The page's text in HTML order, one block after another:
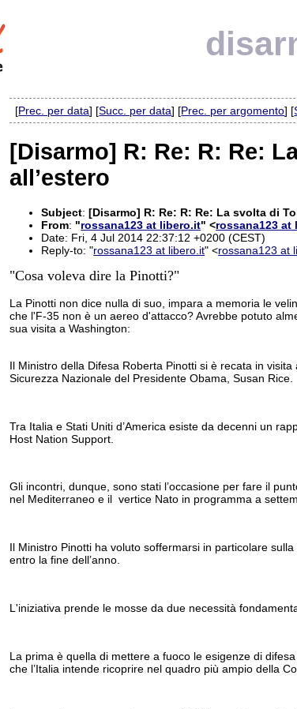
[Prec. per data] [Succ. per data] [Prec. per argomento] [
[Disarmo] R: Re: R: Re:
all’estero
Subject:[Disarmo] R: Re: R: Re: La svolta di
From: "rossana123 at libero.it" <rossana123 at
Date: Fri, 4 Jul 2014 22:37:12 +0200 (CEST)
Reply-to: "rossana123 at libero.it" <rossana123 at
"Cosa voleva dire la Pinotti?"
La Pinotti non dice nulla di suo, impara a memoria le
che l'F-35 non è un aereo d'attacco? Avrebbe potuto
sua visita a Washington:
Il Ministro della Difesa Roberta Pinotti si è recata in
Sicurezza Nazionale del Presidente Obama, Susan Rice.
Tra Italia e Stati Uniti d’America esiste da decenni un
Host Nation Support.
Gli incontri, dunque, sono stati l’occasione per fare il
nel Mediterraneo e il vertice Nato in programma a
Il Ministro Pinotti ha voluto soffermarsi in particolare
entro la fine dell’anno.
L'iniziativa prende le mosse da due necessità
La prima è quella di mettere a fuoco le esigenze di
che l’Italia intende ricoprire nel quadro più ampio della